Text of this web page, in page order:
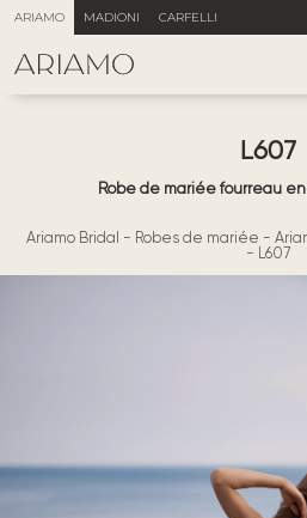
ARIAMO MADIONI CARFELLI
L607
Robe de mariée fourreau
Ariamo Bridal - Robes de mariée -
- L607